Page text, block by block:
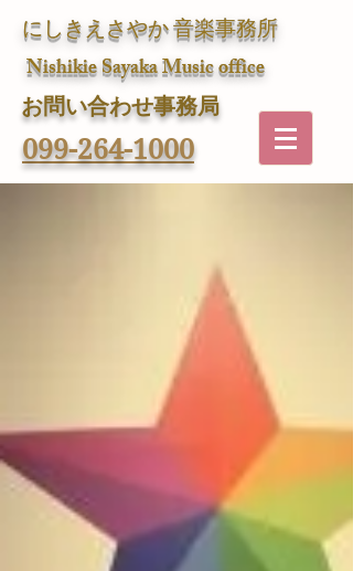
にしきえさやか 音楽事務所
Nishikie Sayaka Music office
​お問い合わせ事務局
099-264-1000